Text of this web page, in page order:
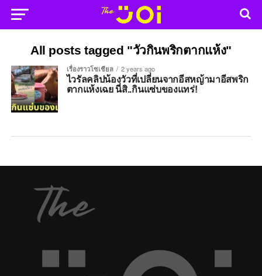
All posts tagged "วัวกินพริกตากแห้ง"
เรื่องราวโซเชียล 2 years ago
ไวรัลคลิปน้องวัวที่เปลี่ยนจากอีสหญ้ามาอีสพริก
ตากแห้งเฉย นี่สิ..กินแซ่บของแทร่!